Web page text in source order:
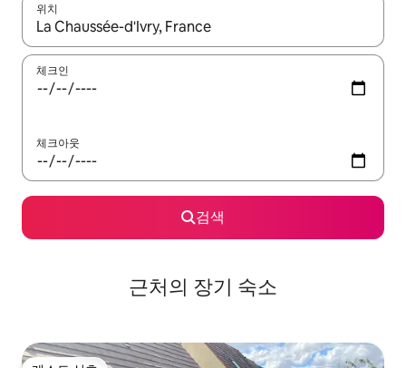
위치
결과가 나오면 위·아래 화살표 키를 사용하거나 터치 또는 스와이
체크인
체크아웃
검색
근처의 장기 숙소